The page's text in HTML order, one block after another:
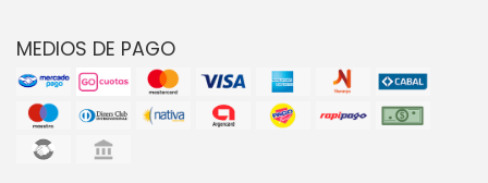
MEDIOS DE PAGO